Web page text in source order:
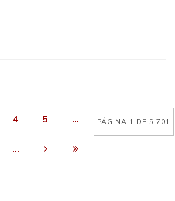
PÁGINA 1 DE 5.701
4 5 ...
...